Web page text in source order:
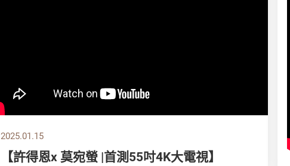
2025.01.15
【許得恩x 莫宛螢 |首測55吋4K大電視】